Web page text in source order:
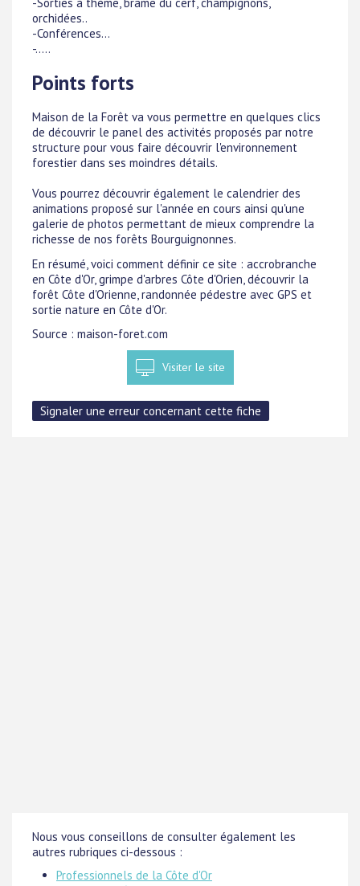
orchidées..
-Conférences...
-.....
Points forts
Maison de la Forêt va vous permettre en quelques clics
de découvrir le panel des activités proposés par notre
structure pour vous faire découvrir l'environnement
forestier dans ses moindres détails.
Vous pourrez découvrir également le calendrier des
animations proposé sur l'année en cours ainsi qu'une
galerie de photos permettant de mieux comprendre la
richesse de nos forêts Bourguignonnes.
En résumé, voici comment définir ce site : accrobranche
en Côte d'Or, grimpe d'arbres Côte d'Orien, découvrir la
forêt Côte d'Orienne, randonnée pédestre avec GPS et
sortie nature en Côte d'Or.
Source : maison-foret.com
Visiter le site
Nous vous conseillons de consulter également les
autres rubriques ci-dessous :
Professionnels de la Côte d'Or